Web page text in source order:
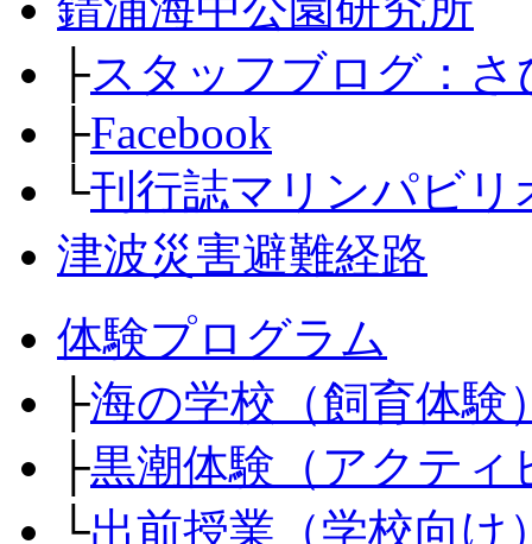
├スタッフブログ：
├Facebook
└刊行誌マリンパビリ
津波災害避難経路
体験プログラム
├海の学校（飼育体験
├黒潮体験（アクティ
└出前授業（学校向け